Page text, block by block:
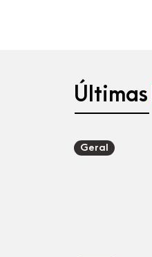
Últimas
Geral